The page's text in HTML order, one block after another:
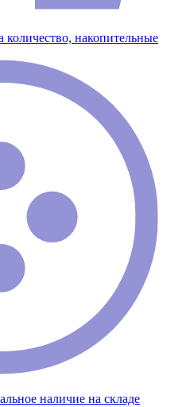
накопительные
наличие на складе